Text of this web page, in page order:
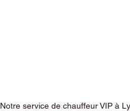
Notre service de chauffeur VIP à